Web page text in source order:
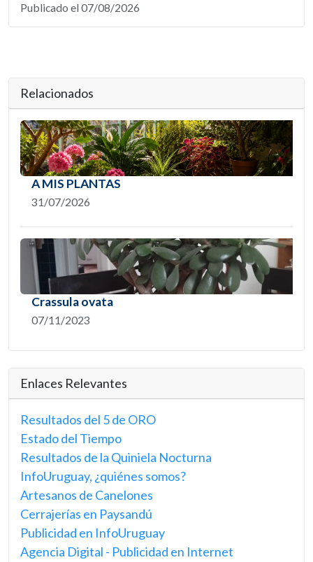
Publicado el 07/08/2026
Relacionados
A MIS PLANTAS
31/07/2026
Crassula ovata
07/11/2023
Enlaces Relevantes
Resultados del 5 de ORO
Estado del Tiempo
Resultados de la Quiniela Nocturna
InfoUruguay, ¿quiénes somos?
Artesanos de Canelones
Cerrajerías en Paysandú
Publicidad en InfoUruguay
Agencia Digital - Publicidad en Internet